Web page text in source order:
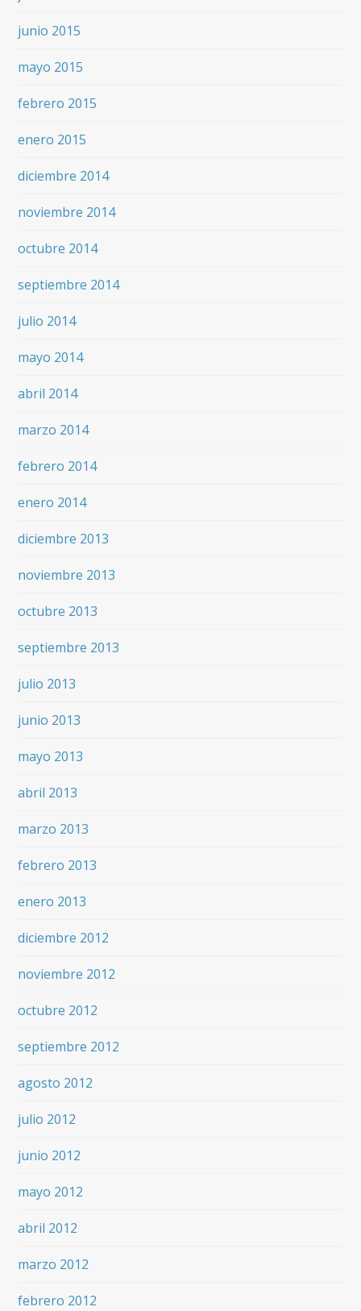
junio 2015
mayo 2015
febrero 2015
enero 2015
diciembre 2014
noviembre 2014
octubre 2014
septiembre 2014
julio 2014
mayo 2014
abril 2014
marzo 2014
febrero 2014
enero 2014
diciembre 2013
noviembre 2013
octubre 2013
septiembre 2013
julio 2013
junio 2013
mayo 2013
abril 2013
marzo 2013
febrero 2013
enero 2013
diciembre 2012
noviembre 2012
octubre 2012
septiembre 2012
agosto 2012
julio 2012
junio 2012
mayo 2012
abril 2012
marzo 2012
febrero 2012